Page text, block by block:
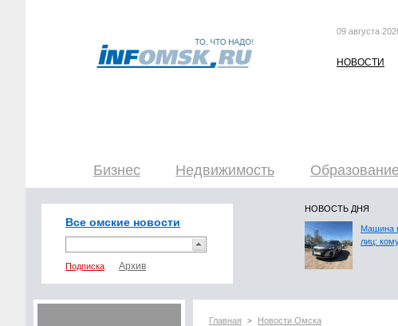
09 августа
НОВОСТИ
Бизнес Недвижимость
Все омские новости
Подписка
НОВОСТЬ ДНЯ
Машина
лиц:
Главная > Новости Омска